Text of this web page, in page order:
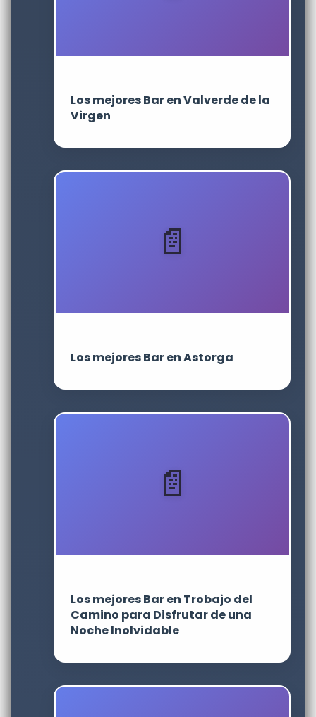
Los mejores Bar en Valverde de la
Virgen
Los mejores Bar en Astorga
Los mejores Bar en Trobajo del
Camino para Disfrutar de una
Noche Inolvidable